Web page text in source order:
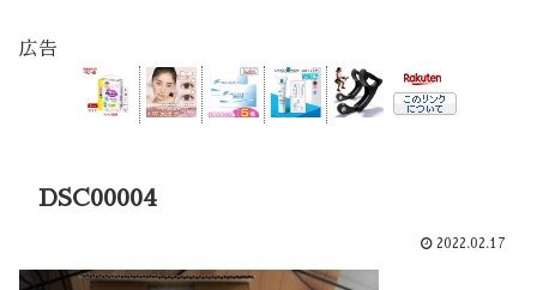
広告
DSC00004
2022.02.17